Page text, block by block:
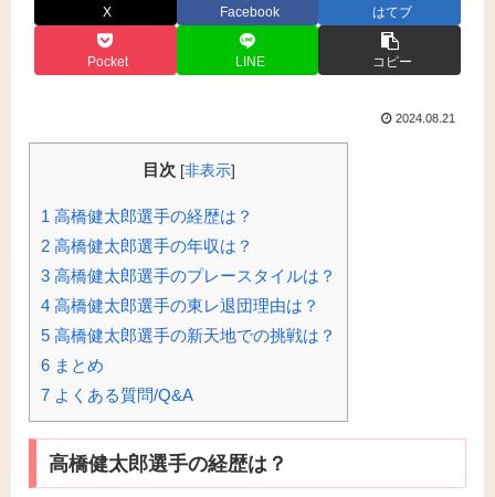
X Facebook はてブ
Pocket LINE コピー
2024.08.21
目次 [非表示]
1 高橋健太郎選手の経歴は？
2 高橋健太郎選手の年収は？
3 高橋健太郎選手のプレースタイルは？
4 高橋健太郎選手の東レ退団理由は？
5 高橋健太郎選手の新天地での挑戦は？
6 まとめ
7 よくある質問/Q&A
高橋健太郎選手の経歴は？